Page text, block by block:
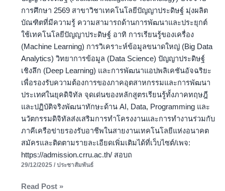
การศึกษา 2569 สาขาวิชาเทคโนโลยีปัญญาประดิษฐ์ มุ่งผลิต
บัณฑิตที่มีความรู้ ความสามารถด้านการพัฒนาและประยุกต์
ใช้เทคโนโลยีปัญญาประดิษฐ์ อาทิ การเรียนรู้ของเครื่อง
(Machine Learning) การวิเคราะห์ข้อมูลขนาดใหญ่ (Big Data
Analytics) วิทยาการข้อมูล (Data Science) ปัญญาประดิษฐ์
เชิงลึก (Deep Learning) และการพัฒนาแอปพลิเคชันอัจฉริยะ
เพื่อรองรับความต้องการของภาคอุตสาหกรรมและการพัฒนา
ประเทศในยุคดิจิทัล จุดเด่นของหลักสูตรเรียนรู้ทั้งภาคทฤษฎี
และปฏิบัติจริงพัฒนาทักษะด้าน AI, Data, Programming และ
นวัตกรรมดิจิทัลส่งเสริมการทำโครงงานและการทำงานร่วมกับ
ภาคีเครือข่ายรองรับอาชีพในสายงานเทคโนโลยีแห่งอนาคต
สมัครและติดตามรายละเอียดเพิ่มเติมได้ที่เว็บไซต์/เพจ:
https://admission.crru.ac.th/ สอบถ
29/12/2025 / ประชาสัมพันธ์
Read Post »